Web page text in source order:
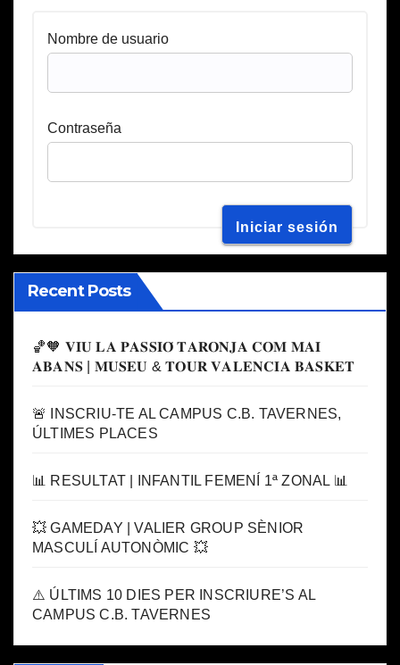
Nombre de usuario
Contraseña
Recent Posts
🏀🧡 𝐕𝐈𝐔 𝐋𝐀 𝐏𝐀𝐒𝐒𝐈𝐎́ 𝐓𝐀𝐑𝐎𝐍𝐉𝐀 𝐂𝐎𝐌 𝐌𝐀𝐈
𝐀𝐁𝐀𝐍𝐒 | 𝐌𝐔𝐒𝐄𝐔 & 𝐓𝐎𝐔𝐑 𝐕𝐀𝐋𝐄𝐍𝐂𝐈𝐀 𝐁𝐀𝐒𝐊𝐄𝐓
🚨 INSCRIU-TE AL CAMPUS C.B. TAVERNES,
ÚLTIMES PLACES
📊 RESULTAT | INFANTIL FEMENÍ 1ª ZONAL 📊
💥 GAMEDAY | VALIER GROUP SÈNIOR
MASCULÍ AUTONÒMIC 💥
⚠️ ÚLTIMS 10 DIES PER INSCRIURE’S AL
CAMPUS C.B. TAVERNES